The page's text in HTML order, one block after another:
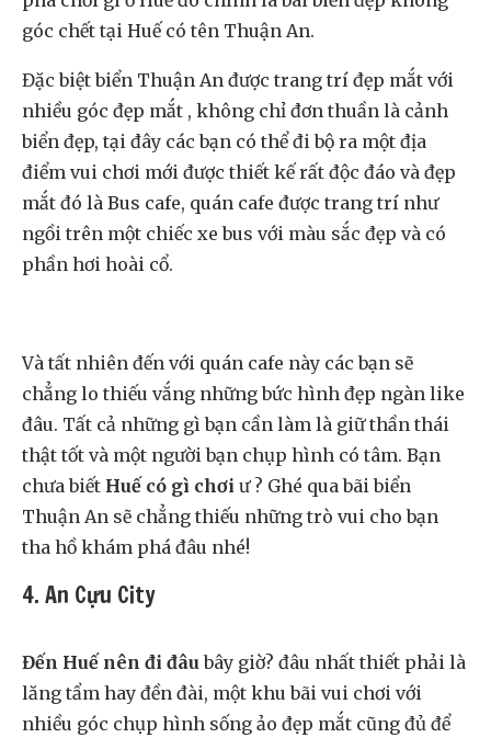
góc chết tại Huế có tên Thuận An.
Đặc biệt biển Thuận An được trang trí đẹp mắt với
nhiều góc đẹp mắt , không chỉ đơn thuần là cảnh
biển đẹp, tại đây các bạn có thể đi bộ ra một địa
điểm vui chơi mới được thiết kế rất độc đáo và đẹp
mắt đó là Bus cafe, quán cafe được trang trí như
ngồi trên một chiếc xe bus với màu sắc đẹp và có
phần hơi hoài cổ.
Và tất nhiên đến với quán cafe này các bạn sẽ
chẳng lo thiếu vắng những bức hình đẹp ngàn like
đâu. Tất cả những gì bạn cần làm là giữ thần thái
thật tốt và một người bạn chụp hình có tâm. Bạn
chưa biết Huế có gì chơi ư ? Ghé qua bãi biển
Thuận An sẽ chẳng thiếu những trò vui cho bạn
tha hồ khám phá đâu nhé!
4. An Cựu City
Đến Huế nên đi đâubây giờ? đâu nhất thiết phải là
lăng tẩm hay đền đài, một khu bãi vui chơi với
nhiều góc chụp hình sống ảo đẹp mắt cũng đủ để